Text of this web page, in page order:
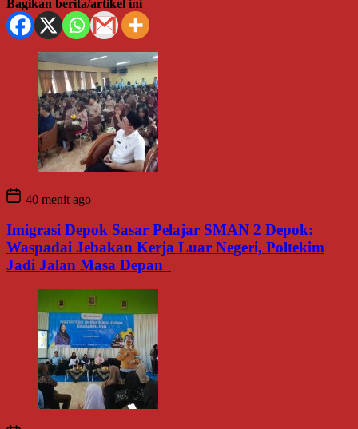
Bagikan berita/artikel ini
40 menit ago
Imigrasi Depok Sasar Pelajar SMAN 2 Depok:
Waspadai Jebakan Kerja Luar Negeri, Poltekim
Jadi Jalan Masa Depan